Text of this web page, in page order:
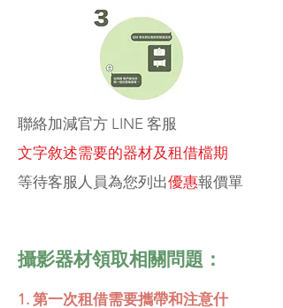
​聯絡加減官方 LINE 客服
文字敘述需要的器材及租借檔期
等待客服人員為您列出優惠報價單
攝影器材領取相關問題：
1. 第一次租借需要攜帶和注意什